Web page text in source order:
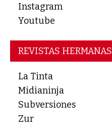
Instagram
Youtube
REVISTAS HERMANAS
La Tinta
Midianinja
Subversiones
Zur